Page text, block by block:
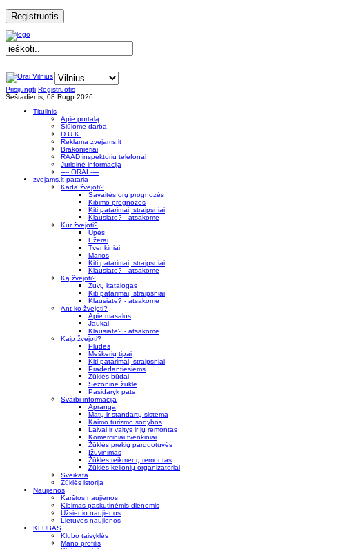
Registruotis
Prisijungti Registruotis
Šeštadienis, 08 Rugp 2026
Titulinis
Apie portalą
Siūlome darbą
D.U.K.
Reklama zvejams.lt
Brakonieriai
RAAD inspektorių telefonai
Juridinė informacija
---- ORAI ----
zvejams.lt pataria
Kada žvejoti?
Savaitės orų prognozės
Kibimo prognozės
Kiti patarimai, straipsniai
Klausiate? - atsakome
Kur žvejoti?
Upės
Ežerai
Tvenkiniai
Marios
Kiti patarimai, straipsniai
Klausiate? - atsakome
Ką žvejoti?
Žuvų katalogas
Kiti patarimai, straipsniai
Klausiate? - atsakome
Ant ko žvejoti?
Apie masalus
Jaukai
Klausiate? - atsakome
Kaip žvejoti?
Plūdės
Meškerių tipai
Kiti patarimai, straipsniai
Pradedantiesiems
Žūklės būdai
Sezoninė žūklė
Pasidaryk pats
Svarbi informacija
Apranga
Matų ir standartų sistema
Kaimo turizmo sodybos
Laivai ir valtys ir jų remontas
Komerciniai tvenkiniai
Žūklės prekių parduotuvės
Įžuvinimas
Žūklės reikmenų remontas
Žūklės kelionių organizatoriai
Sveikata
Žūklės istorija
Naujienos
Karštos naujienos
Kibimas paskutinėmis dienomis
Užsienio naujienos
Lietuvos naujienos
KLUBAS
Klubo taisyklės
Mano profilis